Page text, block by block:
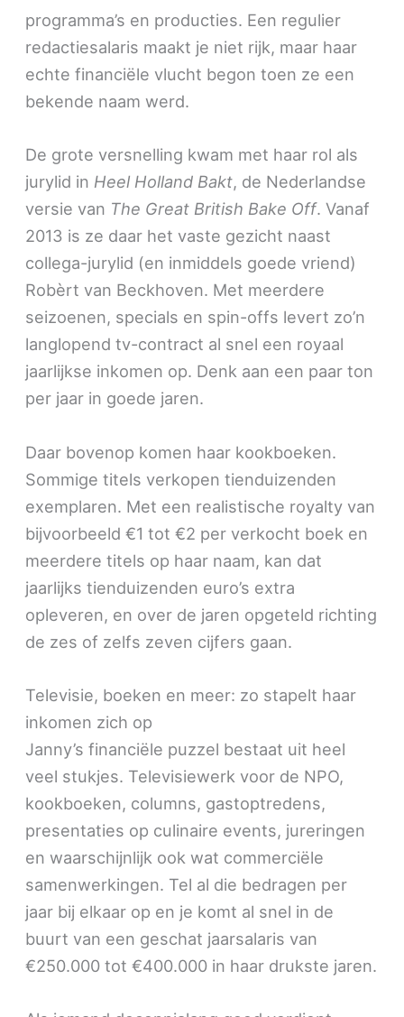
programma’s en producties. Een regulier
redactiesalaris maakt je niet rijk, maar haar
echte financiële vlucht begon toen ze een
bekende naam werd.
De grote versnelling kwam met haar rol als
jurylid in Heel Holland Bakt, de Nederlandse
versie van The Great British Bake Off. Vanaf
2013 is ze daar het vaste gezicht naast
collega-jurylid (en inmiddels goede vriend)
Robèrt van Beckhoven. Met meerdere
seizoenen, specials en spin-offs levert zo’n
langlopend tv-contract al snel een royaal
jaarlijkse inkomen op. Denk aan een paar ton
per jaar in goede jaren.
Daar bovenop komen haar kookboeken.
Sommige titels verkopen tienduizenden
exemplaren. Met een realistische royalty van
bijvoorbeeld €1 tot €2 per verkocht boek en
meerdere titels op haar naam, kan dat
jaarlijks tienduizenden euro’s extra
opleveren, en over de jaren opgeteld richting
de zes of zelfs zeven cijfers gaan.
Televisie, boeken en meer: zo stapelt haar
inkomen zich op
Janny’s financiële puzzel bestaat uit heel
veel stukjes. Televisiewerk voor de NPO,
kookboeken, columns, gastoptredens,
presentaties op culinaire events, jureringen
en waarschijnlijk ook wat commerciële
samenwerkingen. Tel al die bedragen per
jaar bij elkaar op en je komt al snel in de
buurt van een geschat jaarsalaris van
€250.000 tot €400.000 in haar drukste jaren.